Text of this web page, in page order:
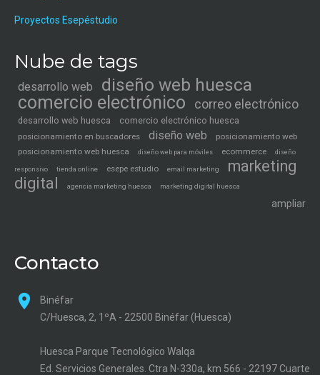
Proyectos Esepéstudio
Nube de tags
desarrollo web
diseño web huesca
comercio electrónico
correo electrónico
desarrollo web huesca comercio electrónico huesca
posicionamiento en buscadores diseño web
posicionamiento web
posicionamiento web huesca
diseño web para móviles ecommerce diseño
responsivo tienda online esepe estudio email marketing
marketing
digital
agencia marketing huesca marketing digital huesca
ampliar
Contacto
Binéfar
C/Huesca, 2, 1ºA - 22500 Binéfar (Huesca)
Huesca Parque Tecnológico Walqa
Ed. Servicios Generales. Ctra N-330a, km 566 - 22197 Cuarte